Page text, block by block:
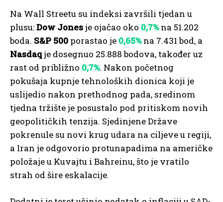
Na Wall Streetu su indeksi završili tjedan u
plusu:Dow Jonesje ojačao oko 0,7%na 51.202
boda. S&P 500 porastao je 0,65%na 7.431 bod, a
Nasdaqje dosegnuo 25.888 bodova, također uz
rast od približno 0,7%. Nakon početnog
pokušaja kupnje tehnoloških dionica koji je
uslijedio nakon prethodnog pada, sredinom
tjedna tržište je posustalo pod pritiskom novih
geopolitičkih tenzija. Sjedinjene Države
pokrenule su novi krug udara na ciljeve u regiji,
a Iran je odgovorio protunapadima na američke
položaje u Kuvajtu i Bahreinu, što je vratilo
strah od šire eskalacije.